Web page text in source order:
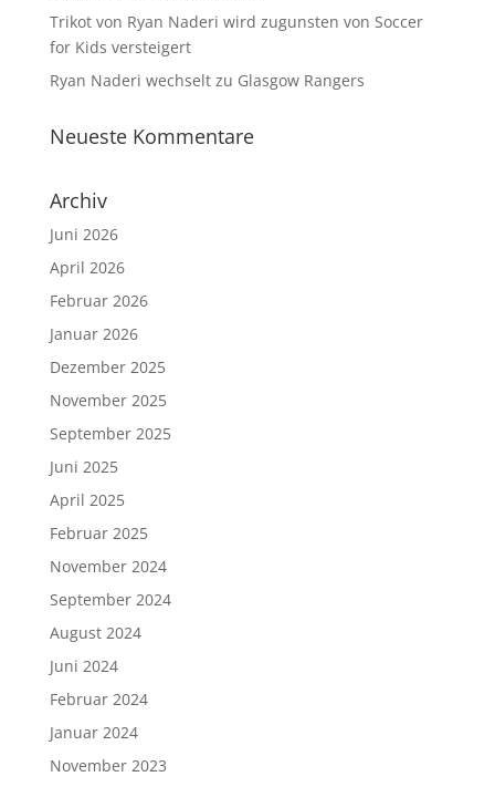
Trikot von Ryan Naderi wird zugunsten von Soccer
for Kids versteigert
Ryan Naderi wechselt zu Glasgow Rangers
Neueste Kommentare
Archiv
Juni 2026
April 2026
Februar 2026
Januar 2026
Dezember 2025
November 2025
September 2025
Juni 2025
April 2025
Februar 2025
November 2024
September 2024
August 2024
Juni 2024
Februar 2024
Januar 2024
November 2023